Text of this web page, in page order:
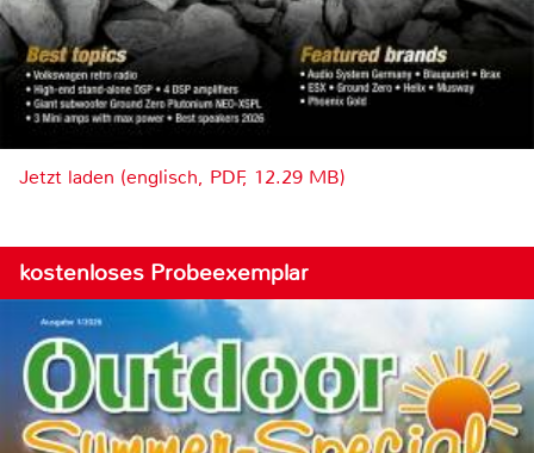
Jetzt laden (englisch, PDF, 12.29 MB)
kostenloses Probeexemplar